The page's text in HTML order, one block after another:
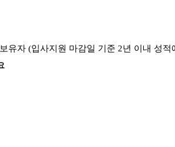
유자 (입사지원 마감일 기준 2년 이내 성적